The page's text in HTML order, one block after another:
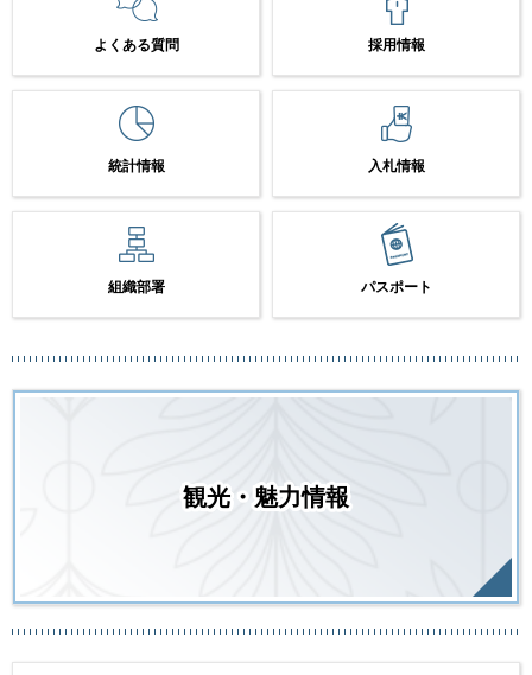
よくある質問 採用情報
統計情報 入札情報
組織部署 パスポート
観光・魅力情報